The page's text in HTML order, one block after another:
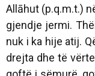
Allāhut (p.q.m.t.)
gjendje jermi.
nuk i ka hije atij.
drejta dhe të